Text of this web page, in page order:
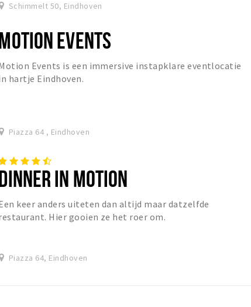
Schimmelt 50, Eindhoven
EVENTS
Events is een immersive instapklare eventlocatie
hartje Eindhoven.
Piazza 64 , Eindhoven
IN MOTION
keer anders uiteten dan altijd maar datzelfde
Hier gooien ze het roer om.
Piazza 64, Eindhoven